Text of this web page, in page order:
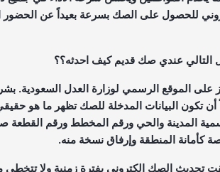
من تسمية المدينة والحي ورقم المخطط
الجهة المتخصصة كأمانة المنطقة وإرفاق
للحصول على الصك بسرعة بعيداً عن
التالي عندي صك قديم كيف احدثه؟؟
على الموقع الرسمي لوزارة العدل السعودية.
تكون البيانات المدخلة للصك تظهر ما هو
المدينة والحي ورقم المخطط ورقم القطعة
كأمانة المنطقة وإرفاق نسخة منه.